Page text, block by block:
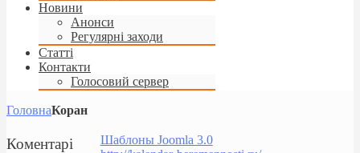
Новини
Анонси
Регулярні заходи
Статті
Контакти
Голосовий сервер
ГоловнаКоран
Шаблоны Joomla 3.0
Коментарі